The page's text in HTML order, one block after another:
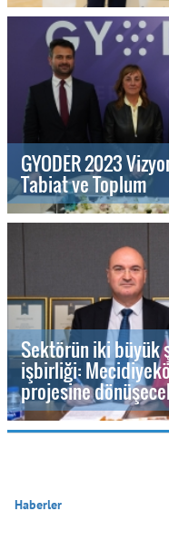
GYODER 2023
Tabiat ve Toplum
Sektörün iki büyük
işbirliği:
projesine
Haberler